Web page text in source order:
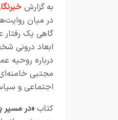
به گزارش
در میان
گاهی یک رفتار
ابعاد درونی
درباره روحیه
مجتبی
اجتماعی و
کتاب «در مسیر